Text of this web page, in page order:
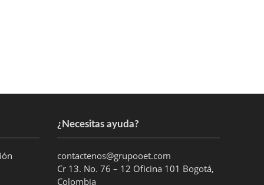
¿Necesitas ayuda?
contactenos@grupooet.com
Cr 13. No. 76 – 12 Oficina 101 Bogotá,
Colombia